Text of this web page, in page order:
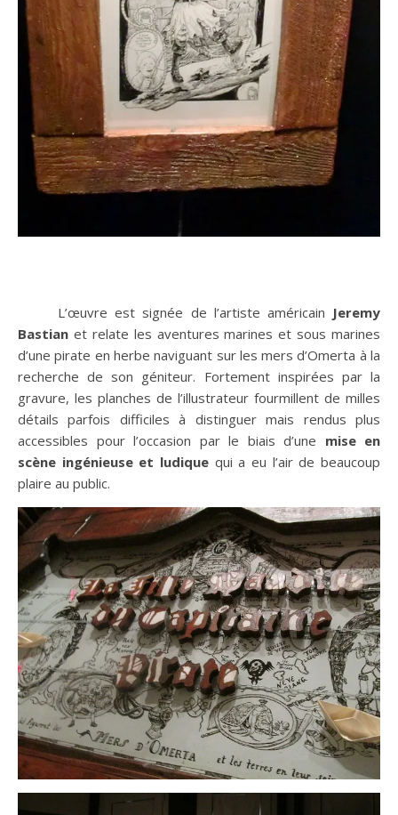
L’œuvre est signée de l’artiste américain Jeremy
Bastian et relate les aventures marines et sous marines
d’une pirate en herbe naviguant sur les mers d’Omerta à la
recherche de son géniteur. Fortement inspirées par la
gravure, les planches de l’illustrateur fourmillent de milles
détails parfois difficiles à distinguer mais rendus plus
accessibles pour l’occasion par le biais d’une mise en
scène ingénieuse et ludique qui a eu l’air de beaucoup
plaire au public.